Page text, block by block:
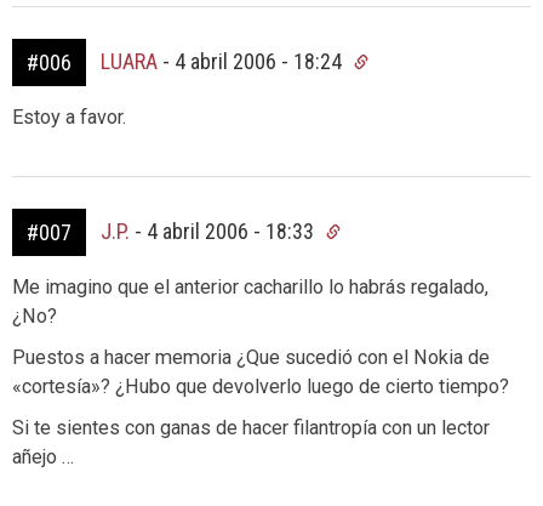
#006 LUARA - 4 abril 2006 - 18:24
Estoy a favor.
#007 J.P. - 4 abril 2006 - 18:33
Me imagino que el anterior cacharillo lo habrás regalado,
¿No?
Puestos a hacer memoria ¿Que sucedió con el Nokia de
«cortesía»? ¿Hubo que devolverlo luego de cierto tiempo?
Si te sientes con ganas de hacer filantropía con un lector
añejo …